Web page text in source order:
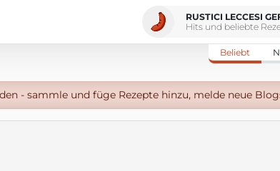
Hits und beliebte
Beliebt
- sammle und füge Rezepte hinzu, melde neue